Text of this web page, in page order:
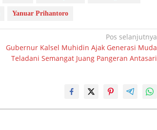
Yanuar Prihantoro
Pos selanjutnya
Gubernur Kalsel Muhidin Ajak Generasi Muda
Teladani Semangat Juang Pangeran Antasari